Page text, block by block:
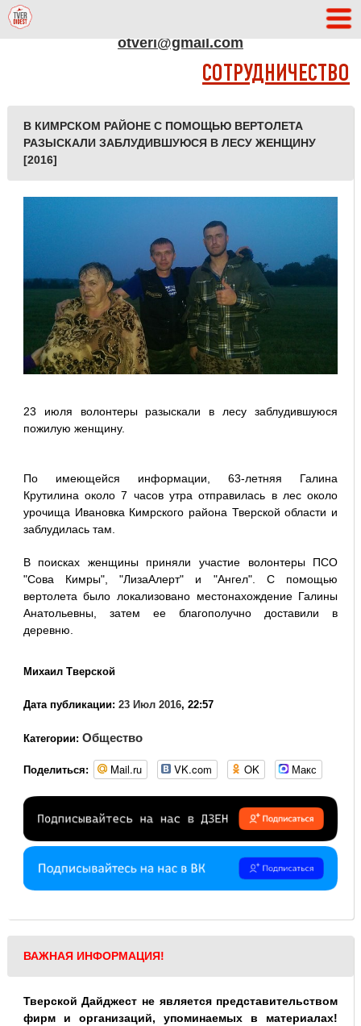
otveri@gmail.com
СОТРУДНИЧЕСТВО
В КИМРСКОМ РАЙОНЕ С ПОМОЩЬЮ ВЕРТОЛЕТА
РАЗЫСКАЛИ ЗАБЛУДИВШУЮСЯ В ЛЕСУ ЖЕНЩИНУ
[2016]
23 июля волонтеры разыскали в лесу заблудившуюся
пожилую женщину.
По имеющейся информации, 63-летняя Галина
Крутилина около 7 часов утра отправилась в лес около
урочища Ивановка Кимрского района Тверской области и
заблудилась там.
В поисках женщины приняли участие волонтеры ПСО
"Сова Кимры", "ЛизаАлерт" и "Ангел". С помощью
вертолета было локализовано местонахождение Галины
Анатольевны, затем ее благополучно доставили в
деревню.
Михаил Тверской
Дата публикации: 23 Июл 2016, 22:57
Категории: Общество
Поделиться: Mail.ru VK.com OK Макс
ВАЖНАЯ ИНФОРМАЦИЯ!
Тверской Дайджест не является представительством
фирм и организаций, упоминаемых в материалах!